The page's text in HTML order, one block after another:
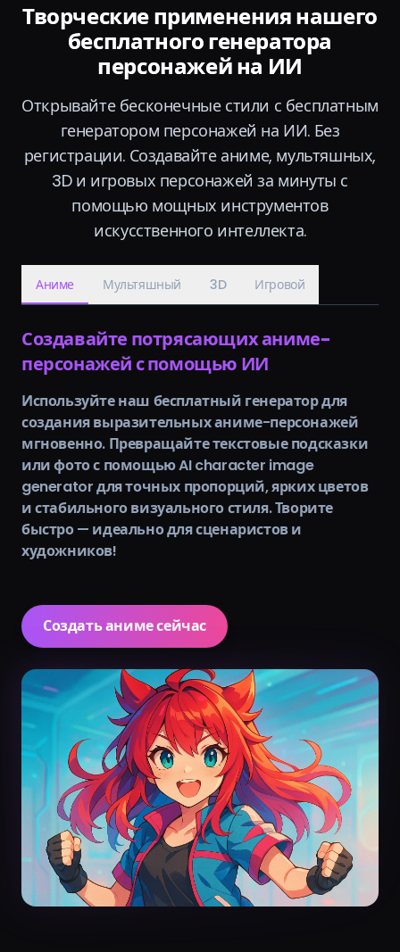
Творческие применения нашего
бесплатного генератора
персонажей на ИИ
Открывайте бесконечные стили с бесплатным
генератором персонажей на ИИ. Без
регистрации. Создавайте аниме, мультяшных,
3D и игровых персонажей за минуты с
помощью мощных инструментов
искусственного интеллекта.
Аниме Мультяшный 3D Игровой
Создавайте потрясающих аниме-
персонажей с помощью ИИ
Используйте наш бесплатный генератор для
создания выразительных аниме-персонажей
мгновенно. Превращайте текстовые подсказки
или фото с помощью AI character image
generator для точных пропорций, ярких цветов
и стабильного визуального стиля. Творите
быстро — идеально для сценаристов и
художников!
Создать аниме сейчас